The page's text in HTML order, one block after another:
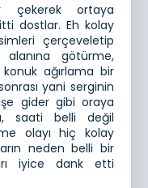
çekerek ortaya
dostlar. Eh kolay
çerçeveletip
götürme,
ağırlama bir
yani serginin
gider gibi oraya
saati belli değil
olayı hiç kolay
neden belli bir
iyice dank etti